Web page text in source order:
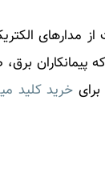
مدارهای
خرید کلید